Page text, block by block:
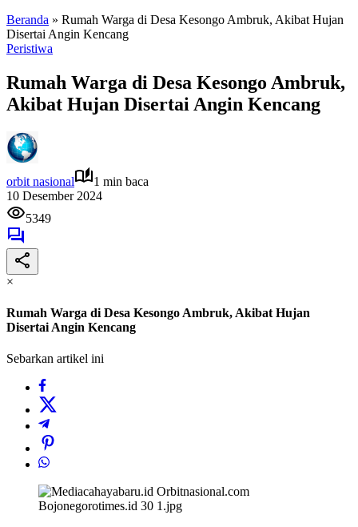
Beranda » Rumah Warga di Desa Kesongo Ambruk, Akibat Hujan
Disertai Angin Kencang
Peristiwa
Rumah Warga di Desa Kesongo Ambruk,
Akibat Hujan Disertai Angin Kencang
orbit nasional
1 min baca
10 Desember 2024
5349
×
Rumah Warga di Desa Kesongo Ambruk, Akibat Hujan
Disertai Angin Kencang
Sebarkan artikel ini